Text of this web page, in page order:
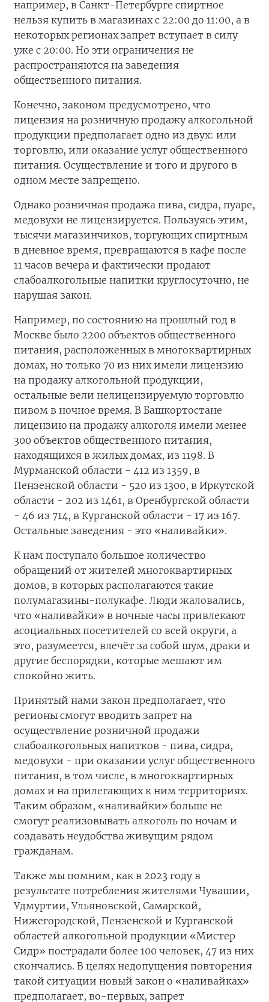
например, в Санкт-Петербурге спиртное
нельзя купить в магазинах с 22:00 до 11:00, а в
некоторых регионах запрет вступает в силу
уже с 20:00. Но эти ограничения не
распространяются на заведения
общественного питания.
Конечно, законом предусмотрено, что
лицензия на розничную продажу алкогольной
продукции предполагает одно из двух: или
торговлю, или оказание услуг общественного
питания. Осуществление и того и другого в
одном месте запрещено.
Однако розничная продажа пива, сидра, пуаре,
медовухи не лицензируется. Пользуясь этим,
тысячи магазинчиков, торгующих спиртным
в дневное время, превращаются в кафе после
11 часов вечера и фактически продают
слабоалкогольные напитки круглосуточно, не
нарушая закон.
Например, по состоянию на прошлый год в
Москве было 2200 объектов общественного
питания, расположенных в многоквартирных
домах, но только 70 из них имели лицензию
на продажу алкогольной продукции,
остальные вели нелицензируемую торговлю
пивом в ночное время. В Башкортостане
лицензию на продажу алкоголя имели менее
300 объектов общественного питания,
находящихся в жилых домах, из 1198. В
Мурманской области - 412 из 1359, в
Пензенской области - 520 из 1300, в Иркутской
области - 202 из 1461, в Оренбургской области
- 46 из 714, в Курганской области - 17 из 167.
Остальные заведения - это «наливайки».
К нам поступало большое количество
обращений от жителей многоквартирных
домов, в которых располагаются такие
полумагазины-полукафе. Люди жаловались,
что «наливайки» в ночные часы привлекают
асоциальных посетителей со всей округи, а
это, разумеется, влечёт за собой шум, драки и
другие беспорядки, которые мешают им
спокойно жить.
Принятый нами закон предполагает, что
регионы смогут вводить запрет на
осуществление розничной продажи
слабоалкогольных напитков - пива, сидра,
медовухи - при оказании услуг общественного
питания, в том числе, в многоквартирных
домах и на прилегающих к ним территориях.
Таким образом, «наливайки» больше не
смогут реализовывать алкоголь по ночам и
создавать неудобства живущим рядом
гражданам.
Также мы помним, как в 2023 году в
результате потребления жителями Чувашии,
Удмуртии, Ульяновской, Самарской,
Нижегородской, Пензенской и Курганской
областей алкогольной продукции «Мистер
Сидр» пострадали более 100 человек, 47 из них
скончались. В целях недопущения повторения
такой ситуации новый закон о «наливайках»
предполагает, во-первых, запрет